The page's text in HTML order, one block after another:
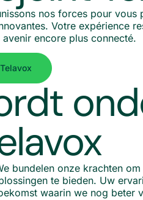
nos forces pour vous
Votre expérience
encore plus connecté.
bundelen onze krachten
te bieden. Uw
waarin we nog beter